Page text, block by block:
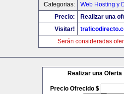
Categorias:
Web Hosting y
Precio:
Realizar una
Visitar!
Serán consideradas
Realizar una Oferta
Precio Ofrecido $